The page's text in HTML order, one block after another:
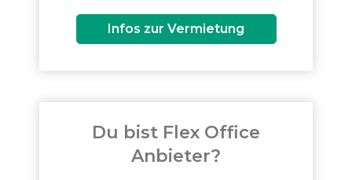
Infos zur Vermietung
Du bist Flex Office
Anbieter?